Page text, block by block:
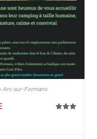
Ars-sur-Formans